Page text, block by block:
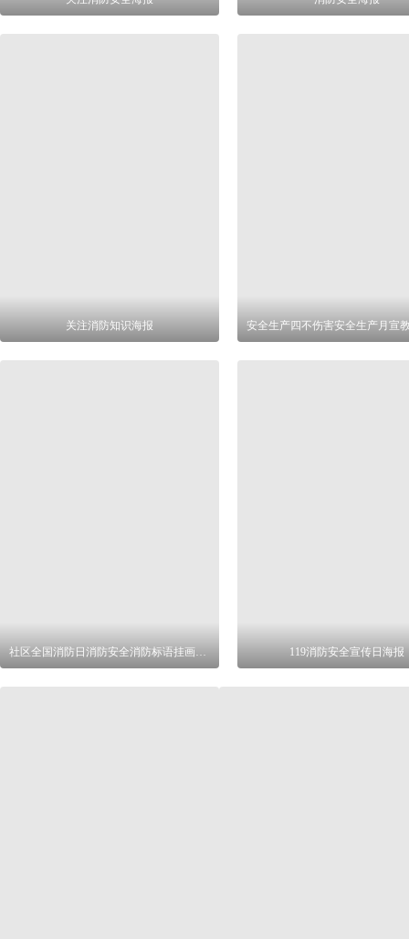
关注消防知识海报
社区全国消防日消防安全消防标语挂画设计 119消防安全宣传日海报